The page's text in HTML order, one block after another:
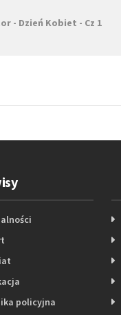
- Dzień Kobiet - Cz 1
policyjna